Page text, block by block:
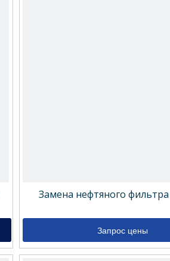
Замена нефтяного
Запрос цены